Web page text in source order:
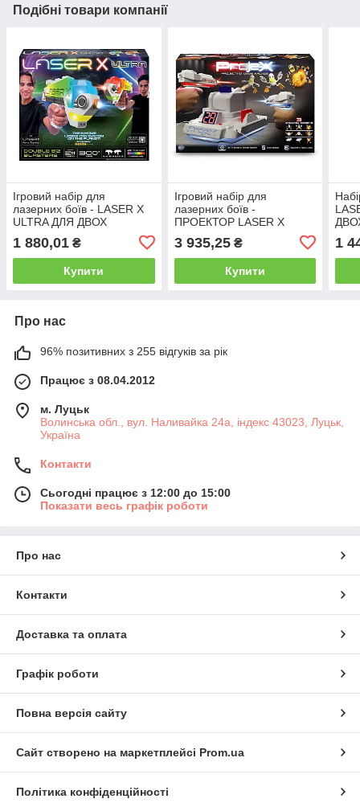
Подібні товари компанії
Ігровий набір для
лазерних боїв - LASER X
ULTRA ДЛЯ ДВОХ
1 880,01 ₴
Купити
Ігровий набір для
лазерних боїв -
ПРОЕКТОР LASER X
бластери, 3 слайда-цілі)
3 935,25₴
Купити
1
Про нас
96% позитивних з 255 відгуків за рік
Працює з 08.04.2012
м. Луцьк
Волинська обл., вул. Наливайка 24а, індекс 43023, Луцьк,
Україна
Контакти
Сьогодні працює з 12:00 до 15:00
Показати весь графік роботи
Про нас
Контакти
Доставка та оплата
Графік роботи
Повна версія сайту
Сайт створено на маркетплейсі Prom.ua
Політика конфіденційності